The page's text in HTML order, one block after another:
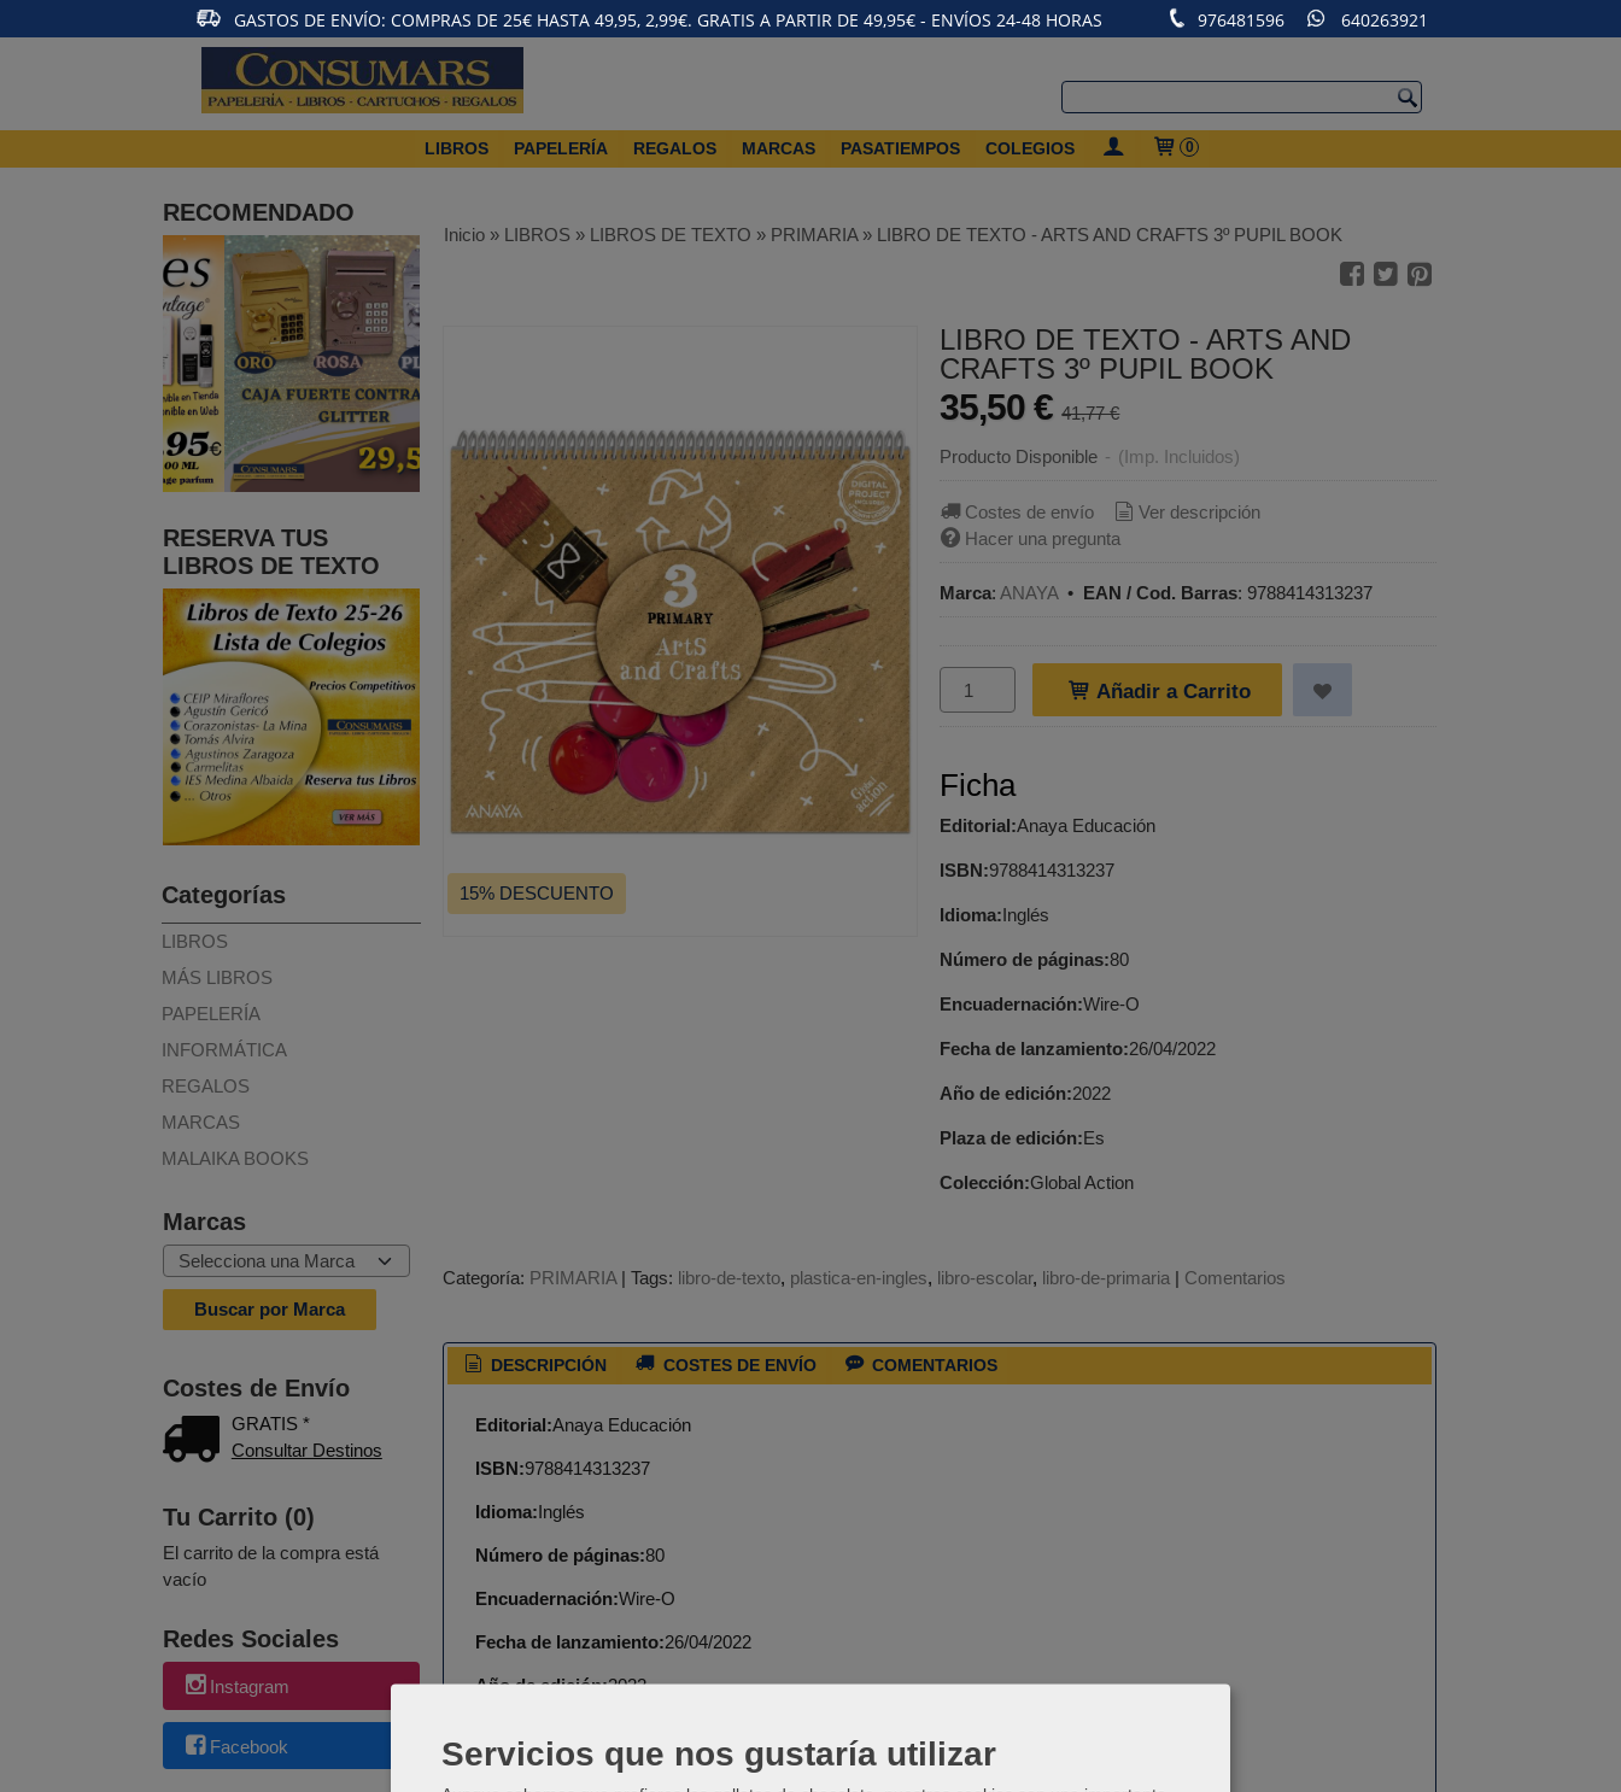
GASTOS DE ENVÍO: COMPRAS DE 25€ HASTA 49,95, 2,99€. GRATIS A PARTIR DE 49,95€ - ENVÍOS 24-48 HORAS 976481596 640263921
LIBROS PAPELERÍA REGALOS MARCAS PASATIEMPOS COLEGIOS 0
RECOMENDADO
RESERVA TUS
LIBROS DE TEXTO
Categorías
LIBROS
MÁS LIBROS
PAPELERÍA
INFORMÁTICA
REGALOS
MARCAS
MALAIKA BOOKS
Marcas
Costes de Envío
GRATIS *
Consultar Destinos
Tu Carrito (0)
El carrito de la compra está
vacío
Redes Sociales
Instagram
Facebook
Inicio » LIBROS » LIBROS DE TEXTO » PRIMARIA» LIBRO DE TEXTO - ARTS AND CRAFTS 3º PUPIL BOOK
15% DESCUENTO
LIBRO DE TEXTO - ARTS AND
CRAFTS 3º PUPIL BOOK
35,50 €41,77 €
Producto Disponible - (Imp. Incluidos)
Costes de envío
Ver descripción
Hacer una pregunta
Marca:ANAYA• EAN / Cod. Barras: 9788414313237
Añadir a Carrito
Ficha
Editorial:Anaya Educación
ISBN:9788414313237
Idioma:Inglés
Número de páginas:80
Encuadernación:Wire-O
Fecha de lanzamiento:26/04/2022
Año de edición:2022
Plaza de edición:Es
Colección:Global Action
Categoría: PRIMARIA|Tags: libro-de-texto plastica-en-ingles libro-escolar libro-de-primaria | Comentarios
DESCRIPCIÓN COSTES DE ENVÍO COMENTARIOS
Editorial:Anaya Educación
ISBN:9788414313237
Idioma:Inglés
Número de páginas:80
Encuadernación:Wire-O
Fecha de lanzamiento:26/04/2022
Año de edición:2022
Colección:Global Action
Servicios que nos gustaría utilizar